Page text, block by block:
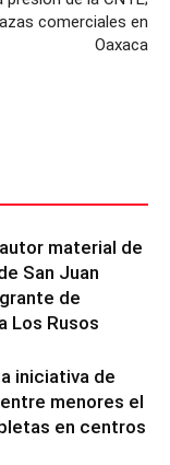
comerciales en
Oaxaca
material de
San Juan
de
Los Rusos
iniciativa de
menores el
en centros